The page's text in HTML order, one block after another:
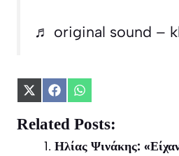
♬ original sound –
Share
X
(Twitter)
Share
Facebook
Share
WhatsApp
Related Posts:
Ηλίας Ψινάκης: